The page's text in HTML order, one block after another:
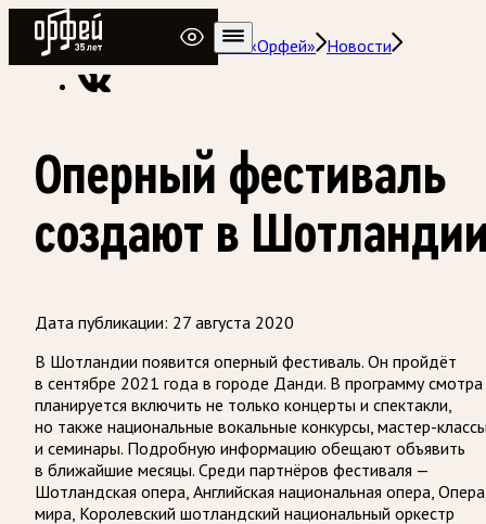
Радио Орфей
Радио классической музыки «Орфей» Новости
Оперный фестиваль
создают в
Дата публикации: 27 августа 2020
В Шотландии появится оперный фестиваль. Он пройдёт
в сентябре 2021 года в городе Данди. В программу смотра
планируется включить не только концерты и спектакли,
но также национальные вокальные конкурсы, мастер-
и семинары. Подробную информацию обещают объявить
в ближайшие месяцы. Среди партнёров фестиваля —
Шотландская опера, Английская национальная опера, Опера
мира, Королевский шотландский национальный оркестр